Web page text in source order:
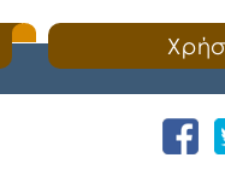
& 2027-2028»
espd-request-v2-
ΔΙΑΚΗΡΥΞΗ
ΣΙΤΙΣΗ
Α΄ΜΕΛΕΤΗ
ΠΕΡΙΛΗΨΗ